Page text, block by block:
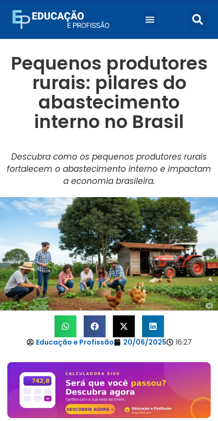
Pequenos produtores
rurais: pilares do
abastecimento
interno no Brasil
Descubra como os pequenos produtores rurais
fortalecem o abastecimento interno e impactam
a economia brasileira.
Educação e Profissão 20/06/2025 16:27